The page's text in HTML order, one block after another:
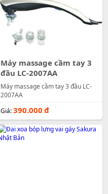
Máy massage cầm tay 3
đầu LC-2007AA
Máy massage cầm tay 3 đầu LC-
2007AA
Giá:390.000 đ